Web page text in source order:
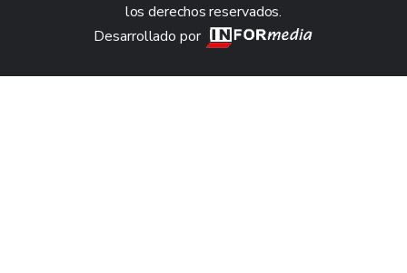
los derechos reservados.
Desarrollado por